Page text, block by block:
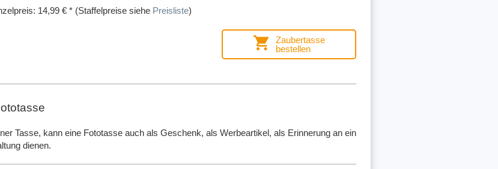
14,99 € * (Staffelpreise siehe Preisliste)
Zaubertasse
bestellen
Tasse, kann eine Fototasse auch als Geschenk, als Werbeartikel, als Erinnerung an ein
dienen.